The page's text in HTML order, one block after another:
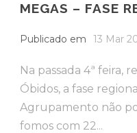
MEGAS – FASE
Publicado em 13 Mar
Na passada 4ª feira,
Óbidos, a fase
Agrupamento não
fomos com 22...